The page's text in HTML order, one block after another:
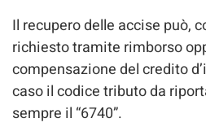
Il recupero delle accise può,
richiesto tramite rimborso
compensazione del credito
caso il codice tributo da
sempre il “6740”.